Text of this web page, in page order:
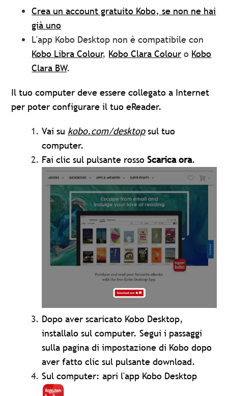
Crea un account gratuito Kobo, se non ne hai
già uno
L'app Kobo Desktop non è compatibile con
Kobo Libra Colour, Kobo Clara Colour o Kobo
Clara BW.
Il tuo computer deve essere collegato a Internet
per poter configurare il tuo eReader.
Vai su kobo.com/desktopsul tuo
computer.
Fai clic sul pulsante rossoScarica ora.
Dopo aver scaricato Kobo Desktop,
installalo sul computer. Segui i passaggi
sulla pagina di impostazione di Kobo dopo
aver fatto clic sul pulsante download.
Sul computer: apri l'app Kobo Desktop